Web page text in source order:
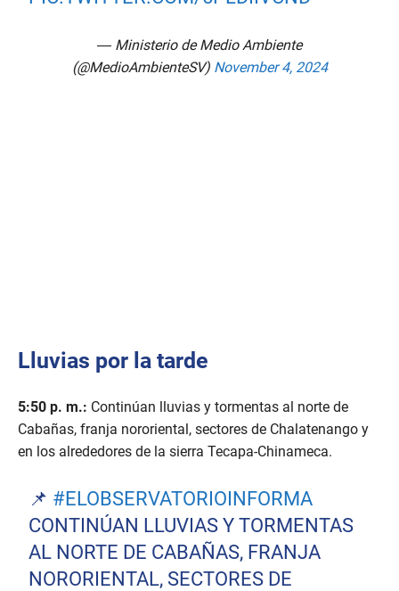
— Ministerio de Medio Ambiente
(@MedioAmbienteSV) November 4, 2024
Lluvias por la tarde
5:50 p. m.: Continúan lluvias y tormentas al norte de
Cabañas, franja nororiental, sectores de Chalatenango y
en los alrededores de la sierra Tecapa-Chinameca.
📌 #ELOBSERVATORIOINFORMA
CONTINÚAN LLUVIAS Y TORMENTAS
AL NORTE DE CABAÑAS, FRANJA
NORORIENTAL, SECTORES DE